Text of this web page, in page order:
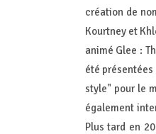
création de
Kourtney et
animé Glee :
été
style" pour le
également
Plus tard en